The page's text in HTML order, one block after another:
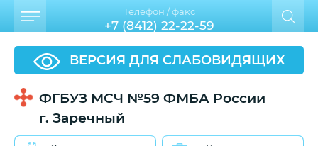
ВЕРСИЯ ДЛЯ СЛАБОВИДЯЩИХ
ФГБУЗ МСЧ №59 ФМБА России
г. Заречный
Телефон / факс
+7 (8412) 22-22-59